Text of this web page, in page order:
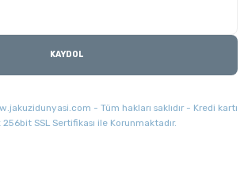
KAYDOL
- Tüm hakları saklıdır - Kredi kartı
SSL Sertifikası ile Korunmaktadır.